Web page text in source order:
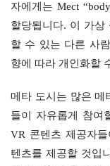
자에게는 Mect
할당됩니다. 이 가상
할 수 있는 다른 사
향에 따라 개인화할
메타 도시는 많은 메
들이 자유롭게 참여
VR 콘텐츠 제공자
텐츠를 제공할 것입